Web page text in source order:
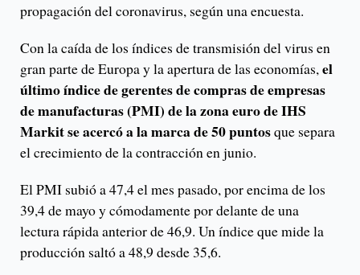
propagación del coronavirus, según una encuesta.
Con la caída de los índices de transmisión del virus en
gran parte de Europa y la apertura de las economías,el
último índice de gerentes de compras de empresas
de manufacturas (PMI) de la zona euro de IHS
Markit se acercó a la marca de 50 puntosque separa
el crecimiento de la contracción en junio.
El PMI subió a 47,4 el mes pasado, por encima de los
39,4 de mayo y cómodamente por delante de una
lectura rápida anterior de 46,9. Un índice que mide la
producción saltó a 48,9 desde 35,6.